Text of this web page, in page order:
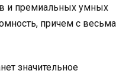
и премиальных умных
причем с весьма
значительное